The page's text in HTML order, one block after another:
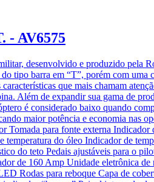
- AV6575
desenvolvido e produzido pela
tipo barra em “T”, porém com
que mais chamam
Além de expandir sua gama de
é considerado baixo quando
maior potência e economia nas
para fonte externa
do óleo Indicador de
do teto Pedais ajustáveis para o
de 160 Amp Unidade eletrônica
Rodas para reboque Capa de